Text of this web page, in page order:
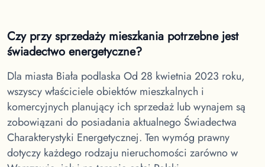
Czy przy sprzedaży mieszkania potrzebne jest
świadectwo energetyczne?
Dla miasta Biała podlaska Od 28 kwietnia 2023 roku,
wszyscy właściciele obiektów mieszkalnych i
komercyjnych planujący ich sprzedaż lub wynajem są
zobowiązani do posiadania aktualnego Świadectwa
Charakterystyki Energetycznej. Ten wymóg prawny
dotyczy każdego rodzaju nieruchomości zarówno w